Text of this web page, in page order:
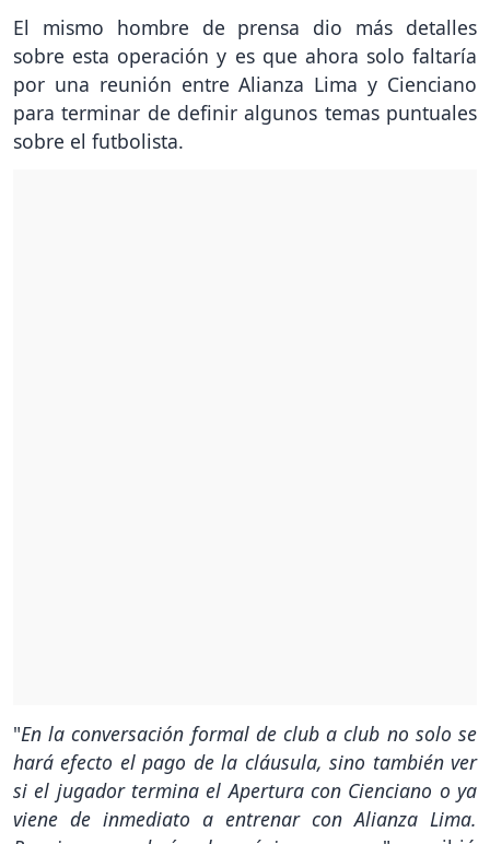
El mismo hombre de prensa dio más detalles
sobre esta operación y es que ahora solo faltaría
por una reunión entre Alianza Lima y Cienciano
para terminar de definir algunos temas puntuales
sobre el futbolista.
"En la conversación formal de club a club no solo se
hará efecto el pago de la cláusula, sino también ver
si el jugador termina el Apertura con Cienciano o ya
viene de inmediato a entrenar con Alianza Lima.